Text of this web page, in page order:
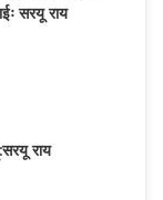
सरयू राय
राय